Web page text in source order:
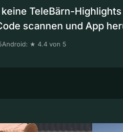
TeleBärn-
scannen und App
Android: ★ 4.4 von 5